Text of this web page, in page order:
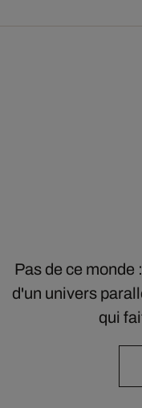
Pas de ce
d'un univers
qui